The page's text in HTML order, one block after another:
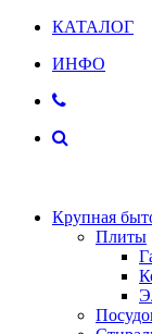
КАТАЛОГ
ИНФО
Крупная
Плиты